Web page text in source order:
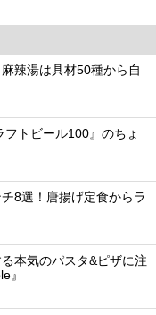
辣湯は具材50種から自
トビール100』のちょ
8選！唐揚げ定食からラ
本気のパスタ&ピザに注
』